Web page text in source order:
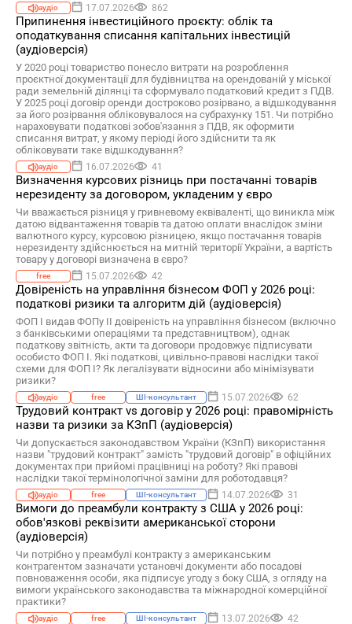
аудіо 17.07.2026 862
Припинення інвестиційного проєкту: облік та
оподаткування списання капітальних інвестицій
(аудіоверсія)
У 2020 році товариство понесло витрати на розроблення
проєктної документації для будівництва на орендованій у міської
ради земельній ділянці та сформувало податковий кредит з ПДВ.
У 2025 році договір оренди достроково розірвано, а відшкодування
за його розірвання обліковувалося на субрахунку 151. Чи потрібно
нараховувати податкові зобов'язання з ПДВ, як оформити
списання витрат, у якому періоді його здійснити та як
обліковувати таке відшкодування?
аудіо 16.07.2026 41
Визначення курсових різниць при постачанні товарів
нерезиденту за договором, укладеним у євро
Чи вважається різниця у гривневому еквіваленті, що виникла між
датою відвантаження товарів та датою оплати внаслідок зміни
валютного курсу, курсовою різницею, якщо постачання товарів
нерезиденту здійснюється на митній території України, а вартість
товару у договорі визначена в євро?
free 15.07.2026 42
Довіреність на управління бізнесом ФОП у 2026 році:
податкові ризики та алгоритм дій (аудіоверсія)
ФОП І видав ФОПу ІІ довіреність на управління бізнесом (включно
з банківськими операціями та представництвом), однак
податкову звітність, акти та договори продовжує підписувати
особисто ФОП І. Які податкові, цивільно-правові наслідки такої
схеми для ФОП І? Як легалізувати відносини або мінімізувати
ризики?
аудіо free ШІ-консультант 15.07.2026 62
Трудовий контракт vs договір у 2026 році: правомірність
назви та ризики за КЗпП (аудіоверсія)
Чи допускається законодавством України (КЗпП) використання
назви "трудовий контракт" замість "трудовий договір" в офіційних
документах при прийомі працівниці на роботу? Які правові
наслідки такої термінологічної заміни для роботодавця?
аудіо free ШІ-консультант 14.07.2026 31
Вимоги до преамбули контракту з США у 2026 році:
обов'язкові реквізити американської сторони
(аудіоверсія)
Чи потрібно у преамбулі контракту з американським
контрагентом зазначати установчі документи або посадові
повноваження особи, яка підписує угоду з боку США, з огляду на
вимоги українського законодавства та міжнародної комерційної
практики?
аудіо free ШІ-консультант 13.07.2026 42